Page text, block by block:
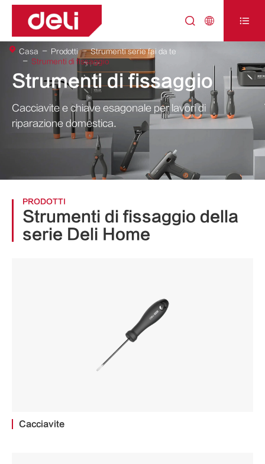
  
Strumenti di fissaggio
Cacciavite e chiave esagonale per lavori di
riparazione domestica.
Casa Prodotti
Strumenti serie fai da te
Strumenti di fissaggio
PRODOTTI
Strumenti di fissaggio della
serie Deli Home
Cacciavite